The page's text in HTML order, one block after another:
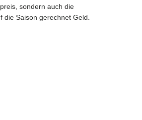
sondern auch die
Saison gerechnet Geld.